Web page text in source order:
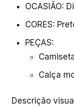
OCASIÃO:
CORES:
PEÇAS:
Calça
Descrição